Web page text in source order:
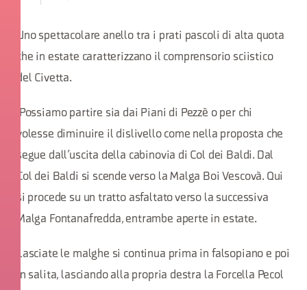
Uno spettacolare anello tra i prati pascoli di alta quota
che in estate caratterizzano il comprensorio sciistico
del Civetta.
Possiamo partire sia dai Piani di Pezzè o per chi
volesse diminuire il dislivello come nella proposta che
segue dall’uscita della cabinovia di Col dei Baldi. Dal
Col dei Baldi si scende verso la Malga Boi Vescovà. Qui
si procede su un tratto asfaltato verso la successiva
Malga Fontanafredda, entrambe aperte in estate.
Lasciate le malghe si continua prima in falsopiano e poi
in salita, lasciando alla propria destra la Forcella Pecol